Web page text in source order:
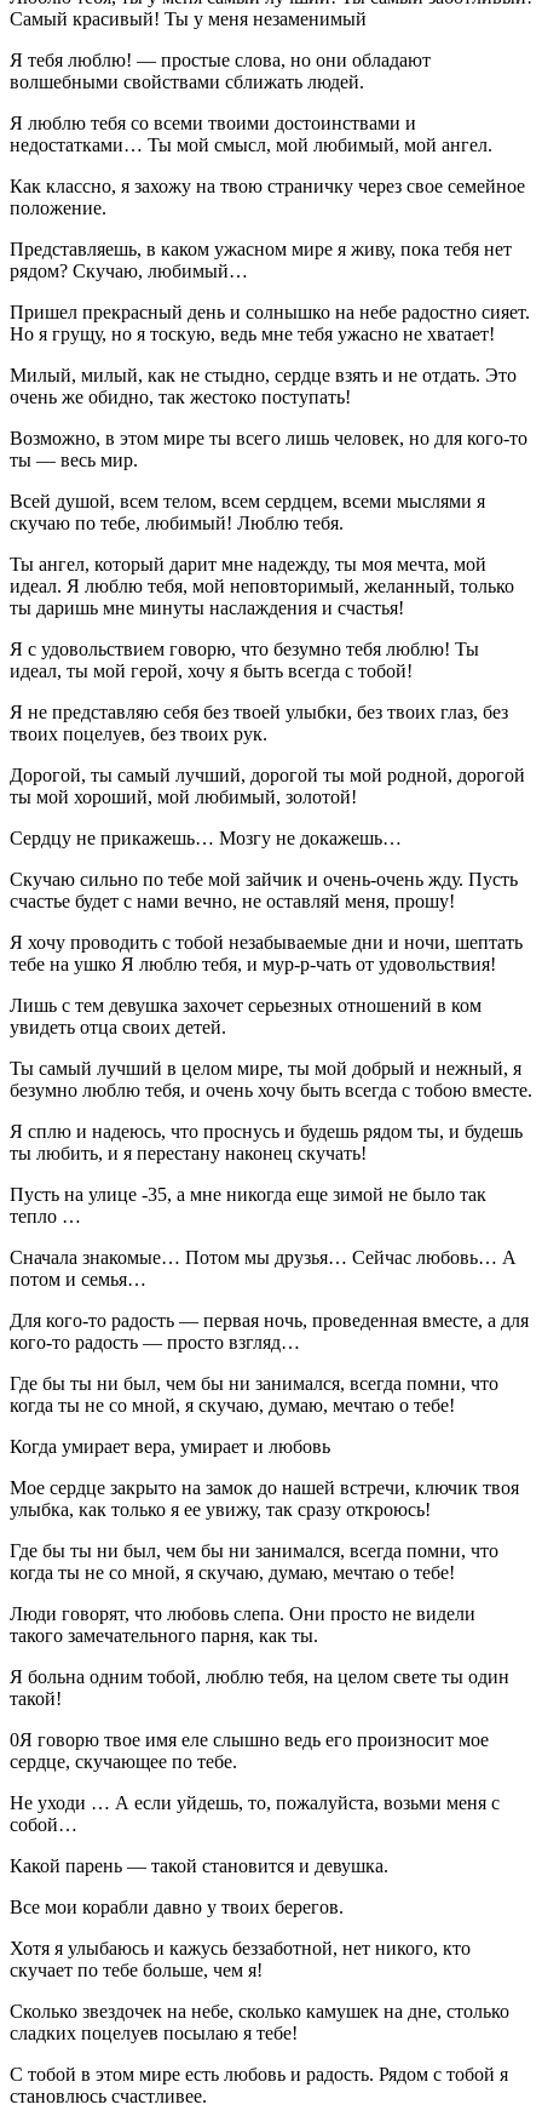
Самый красивый! Ты у меня незаменимый
Я тебя люблю! — простые слова, но они обладают
волшебными свойствами сближать людей.
Я люблю тебя со всеми твоими достоинствами и
недостатками… Ты мой смысл, мой любимый, мой ангел.
Как классно, я захожу на твою страничку через свое семейное
положение.
Представляешь, в каком ужасном мире я живу, пока тебя нет
рядом? Скучаю, любимый…
Пришел прекрасный день и солнышко на небе радостно сияет.
Но я грущу, но я тоскую, ведь мне тебя ужасно не хватает!
Милый, милый, как не стыдно, сердце взять и не отдать. Это
очень же обидно, так жестоко поступать!
Возможно, в этом мире ты всего лишь человек, но для кого-то
ты — весь мир.
Всей душой, всем телом, всем сердцем, всеми мыслями я
скучаю по тебе, любимый! Люблю тебя.
Ты ангел, который дарит мне надежду, ты моя мечта, мой
идеал. Я люблю тебя, мой неповторимый, желанный, только
ты даришь мне минуты наслаждения и счастья!
Я с удовольствием говорю, что безумно тебя люблю! Ты
идеал, ты мой герой, хочу я быть всегда с тобой!
Я не представляю себя без твоей улыбки, без твоих глаз, без
твоих поцелуев, без твоих рук.
Дорогой, ты самый лучший, дорогой ты мой родной, дорогой
ты мой хороший, мой любимый, золотой!
Сердцу не прикажешь… Мозгу не докажешь…
Скучаю сильно по тебе мой зайчик и очень-очень жду. Пусть
счастье будет с нами вечно, не оставляй меня, прошу!
Я хочу проводить с тобой незабываемые дни и ночи, шептать
тебе на ушко Я люблю тебя, и мур-р-чать от удовольствия!
Лишь с тем девушка захочет серьезных отношений в ком
увидеть отца своих детей.
Ты самый лучший в целом мире, ты мой добрый и нежный, я
безумно люблю тебя, и очень хочу быть всегда с тобою вместе.
Я сплю и надеюсь, что проснусь и будешь рядом ты, и будешь
ты любить, и я перестану наконец скучать!
Пусть на улице -35, а мне никогда еще зимой не было так
тепло …
Сначала знакомые… Потом мы друзья… Сейчас любовь… А
потом и семья…
Для кого-то радость — первая ночь, проведенная вместе, а для
кого-то радость — просто взгляд…
Где бы ты ни был, чем бы ни занимался, всегда помни, что
когда ты не со мной, я скучаю, думаю, мечтаю о тебе!
Когда умирает вера, умирает и любовь
Мое сердце закрыто на замок до нашей встречи, ключик твоя
улыбка, как только я ее увижу, так сразу откроюсь!
Где бы ты ни был, чем бы ни занимался, всегда помни, что
когда ты не со мной, я скучаю, думаю, мечтаю о тебе!
Люди говорят, что любовь слепа. Они просто не видели
такого замечательного парня, как ты.
Я больна одним тобой, люблю тебя, на целом свете ты один
такой!
0Я говорю твое имя еле слышно ведь его произносит мое
сердце, скучающее по тебе.
Не уходи … А если уйдешь, то, пожалуйста, возьми меня с
собой…
Какой парень — такой становится и девушка.
Все мои корабли давно у твоих берегов.
Хотя я улыбаюсь и кажусь беззаботной, нет никого, кто
скучает по тебе больше, чем я!
Сколько звездочек на небе, сколько камушек на дне, столько
сладких поцелуев посылаю я тебе!
С тобой в этом мире есть любовь и радость. Рядом с тобой я
становлюсь счастливее.